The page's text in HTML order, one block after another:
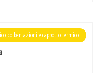
coibentazioni e cappotto termico